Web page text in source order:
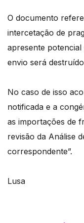
O documento
intercetação de
apresente
envio será
No caso de isso
notificada e a
as importações de
revisão da Análise
correspondente”.
Lusa